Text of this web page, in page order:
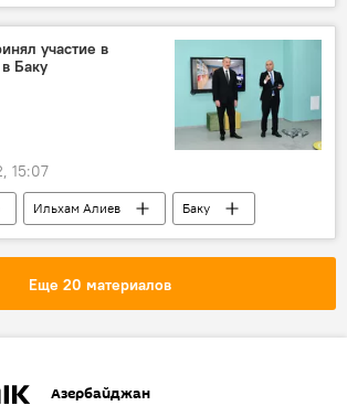
Кавказа
Казахстан
Римский Франциск
Съезд
участие в
Баку
15:07
Ильхам Алиев
Баку
Школы
Еще 20 материалов
Азербайджан